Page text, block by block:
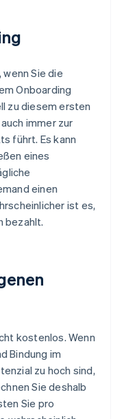
Sie die
Onboarding
zu diesem ersten
immer zur
führt. Es kann
eines
einen
ist es,
bezahlt.
kostenlos. Wenn
Bindung im
zu hoch sind,
Sie deshalb
Sie pro